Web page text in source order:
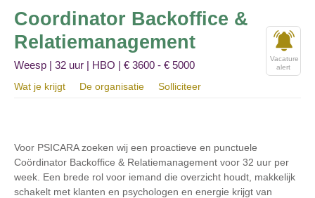
Coordinator Backoffice &
Relatiemanagement
Vacature
alert
Weesp | 32 uur | HBO | € 3600 - € 5000
Wat je krijgt De organisatie Solliciteer
Voor PSICARA zoeken wij een proactieve en punctuele
Coördinator Backoffice & Relatiemanagement voor 32 uur per
week. Een brede rol voor iemand die overzicht houdt, makkelijk
schakelt met klanten en psychologen en energie krijgt van